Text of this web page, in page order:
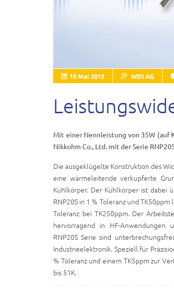
15 Mai 2013 WDI AG
Mit einer Nennleistung von 35W (auf
Nikkohm Co., Ltd. mit der Serie
Die ausgeklügelte Konstruktion des
eine wärmeleitende verkupferte
Kühlkörper. Der Kühlkörper ist dabei
RNP20S in 1 % Toleranz und
Toleranz bei TK250ppm. Der
hervorragend in HF-Anwendungen
RNP20S Serie sind
Industrieelektronik. Speziell für
% Toleranz und einem TK5ppm zur
bis 51K.